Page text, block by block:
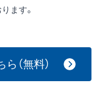
ます。
（無料）